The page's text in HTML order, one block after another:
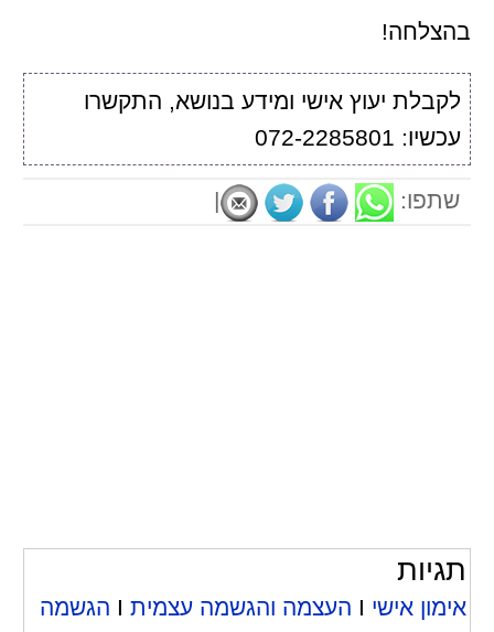
בהצלחה!
לקבלת יעוץ אישי ומידע בנושא, התקשרו
עכשיו: 072-2285801
שתפו: |
תגיות
אימון אישי העצמה והגשמה עצמיתI
הגשמה